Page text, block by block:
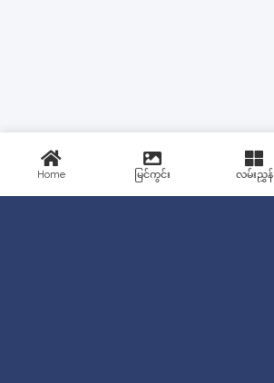
Home မြင်ကွင်း လမ်းညွှန်